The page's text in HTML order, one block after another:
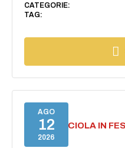
CATEGORIE:
TAG:
AGO
12
2026
CASAMICCIOLA IN